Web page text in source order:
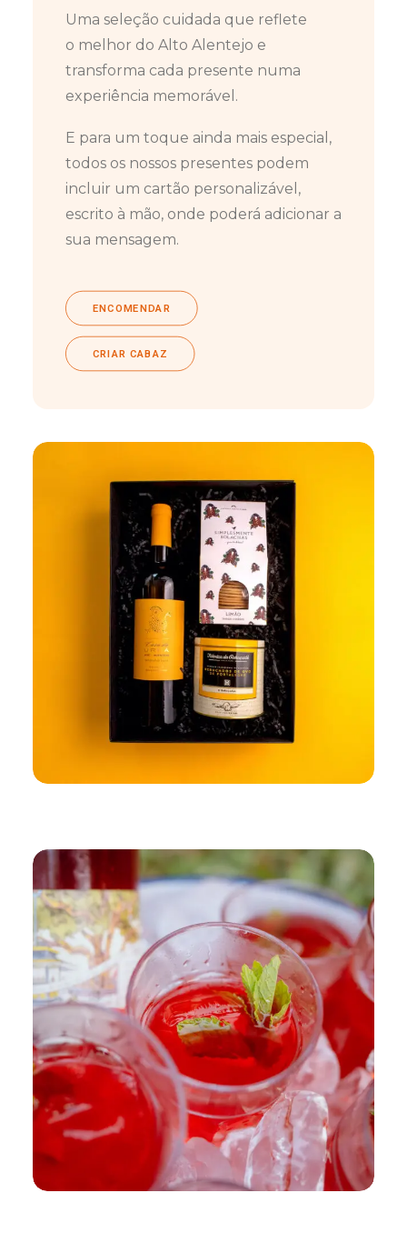
Uma seleção cuidada que reflete
o melhor do Alto Alentejo e
transforma cada presente numa
experiência memorável.
E para um toque ainda mais especial,
todos os nossos presentes podem
incluir um cartão personalizável,
escrito à mão, onde poderá adicionar a
sua mensagem.
ENCOMENDAR
CRIAR CABAZ